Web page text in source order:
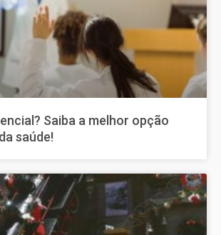
Saiba a melhor opção
saúde!